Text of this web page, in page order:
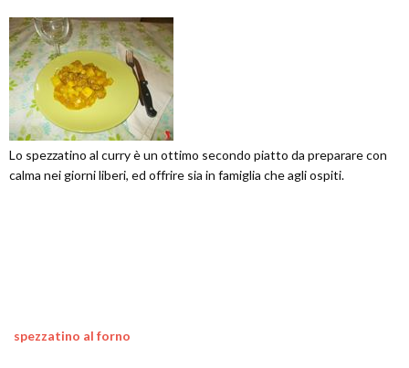
Lo spezzatino al curry è un ottimo secondo piatto da preparare con
calma nei giorni liberi, ed offrire sia in famiglia che agli ospiti.
spezzatino al forno